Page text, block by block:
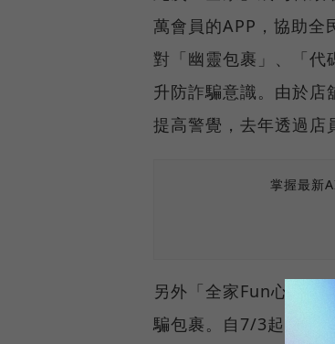
萬會員的APP，協助全
對「幽靈包裹」、「代
升防詐騙意識。由於店
提高警覺，去年透過店
掌握最新
另外「全家Fun心取」
騙包裹。自7/3起，推